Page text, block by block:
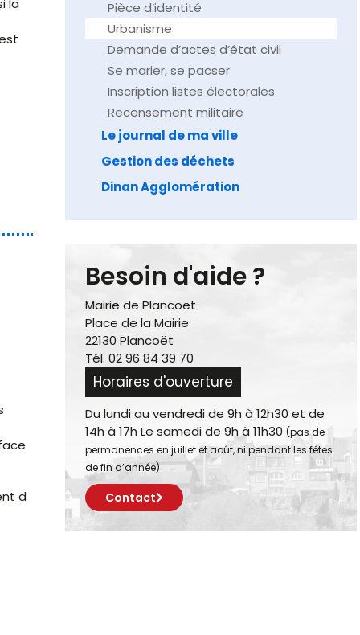
d
Pièce d’identité
Urbanisme
Demande d’actes d’état civil
Se marier, se pacser
Inscription listes électorales
Recensement militaire
Le journal de ma ville
Gestion des déchets
Dinan Agglomération
Besoin d'aide ?
Mairie de Plancoët
Place de la Mairie
22130 Plancoët
Tél. 02 96 84 39 70
Horaires d'ouverture
Du lundi au vendredi de 9h à 12h30 et de
14h à 17h Le samedi de 9h à 11h30 (pas de
permanences en juillet et août, ni pendant les fêtes
de fin d’année)
Contact